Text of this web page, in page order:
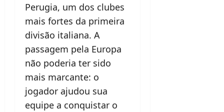
Perugia, um dos clubes
mais fortes da primeira
divisão italiana. A
passagem pela Europa
não poderia ter sido
mais marcante: o
jogador ajudou sua
equipe a conquistar o